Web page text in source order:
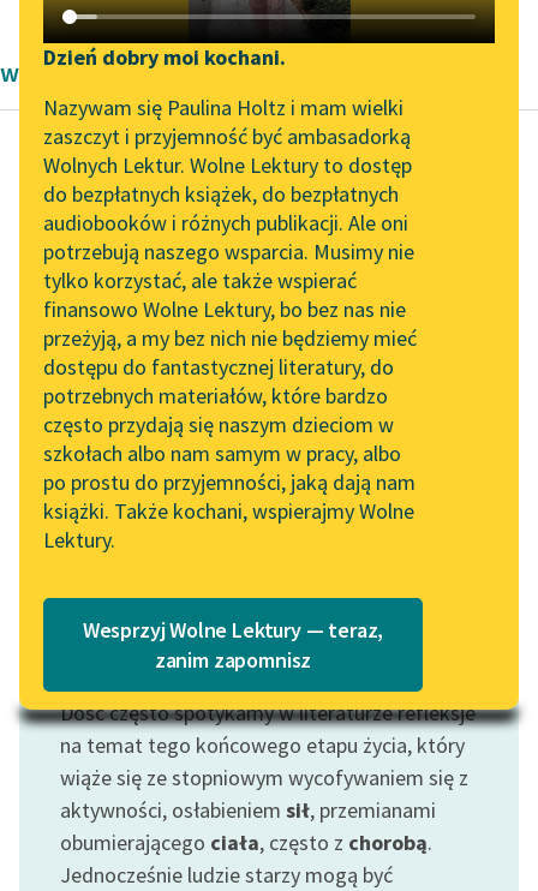
Katalog DAISY
Podkasty o książkach
Zgłoś brak utworu
Aktualności
„Prokurator Alicja Horn”
do słuchania
Byliśmy częścią AI Impact
Lab
Zapraszamy na spotkanie
online z tłumaczkami
literatury skandynawskiej
Spotkanie z Katarzyną
Tunkiel w Oslo
102. lata temu zmarł
Joseph Conrad
Lektury szkolne i klasyka
literatury do słuchania dla
uczennic i uczniów z
niepełnosprawnościami
E-kolekcja lektur
szkolnych i literatury do
słuchania dla uczennic i
uczniów z
Narzędzia
Mapa Wolnych Lektur
Leśmianator
Przewodnik dla piszących i
czytających
API
OAI-PMH
Widget Wolnych Lektur
Przypisy
Katalog w formacie PDF
Dzień dobry moi kochani.
Nazywam się Paulina Holtz i mam wielki
zaszczyt i przyjemność być ambasadorką
Wolnych Lektur. Wolne Lektury to dostęp
do bezpłatnych książek, do bezpłatnych
audiobooków i różnych publikacji. Ale oni
potrzebują naszego wsparcia. Musimy nie
tylko korzystać, ale także wspierać
finansowo Wolne Lektury, bo bez nas nie
przeżyją, a my bez nich nie będziemy mieć
dostępu do fantastycznej literatury, do
potrzebnych materiałów, które bardzo
często przydają się naszym dzieciom w
szkołach albo nam samym w pracy, albo
po prostu do przyjemności, jaką dają nam
książki. Także kochani, wspierajmy Wolne
Lektury.
Wesprzyj Wolne Lektury — teraz,
zanim zapomnisz
wiersze Józef Czechowicz
Józef Czechowicz
Żal
głowę która siwieje a
świeci jak świecznik
kiedy srebrne pasemka
wiatrów przefruwają
niosę po dnach...
Czytaj więcej
Motyw: Starość
Dość często spotykamy w literaturze refleksje
na temat tego końcowego etapu życia, który
wiąże się ze stopniowym wycofywaniem się z
aktywności, osłabieniem sił, przemianami
obumierającego ciała, często z chorobą.
Jednocześnie ludzie starzy mogą być